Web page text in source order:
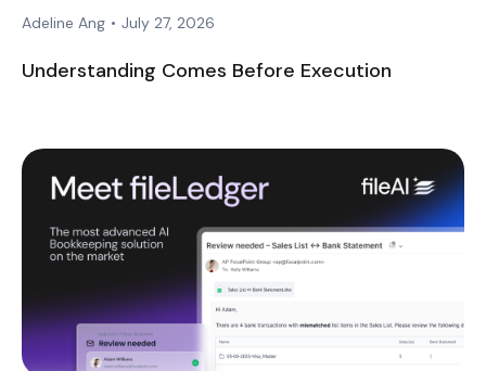
Adeline Ang • July 27, 2026
Understanding Comes Before Execution